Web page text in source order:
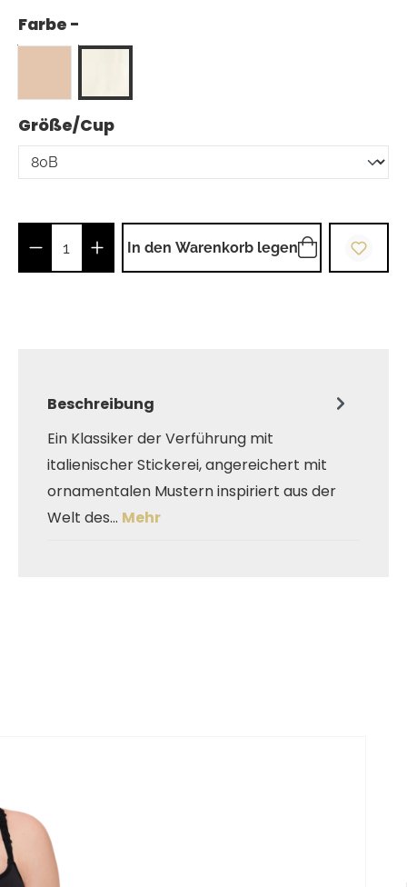
Farbe -
Größe/Cupauswählen
Produkt Anzahl: Gib den gewünschten
In den Warenkorb legen
Beschreibung
Ein Klassiker der Verführung mit
italienischer Stickerei, angereichert mit
ornamentalen Mustern inspiriert aus der
Welt des… Mehr